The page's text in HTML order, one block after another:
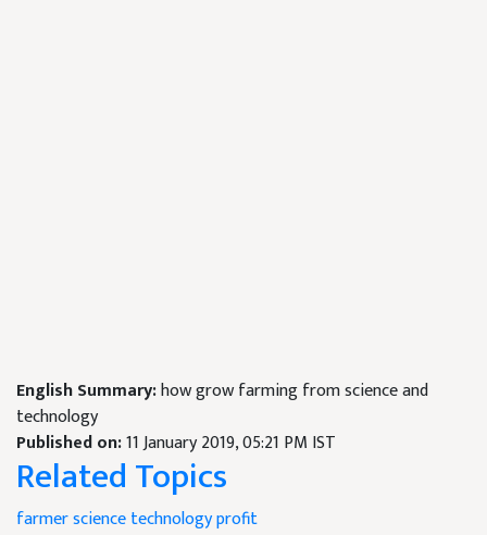
English Summary:how grow farming from science and
technology
Published on:11 January 2019, 05:21 PM IST
Related Topics
farmersciencetechnologyprofit